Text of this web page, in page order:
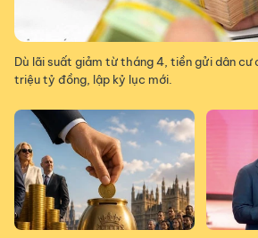
Dù lãi suất giảm từ tháng 4, tiền gửi dân cư
triệu tỷ đồng, lập kỷ lục mới.